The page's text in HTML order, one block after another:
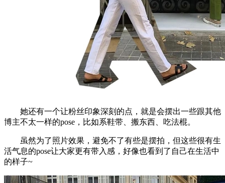
她还有一个让粉丝印象深刻的点，就是会摆出一些跟其他
博主不太一样的pose，比如系鞋带、搬东西、吃法棍。
虽然为了照片效果，避免不了有些是摆拍，但这些很有生
活气息的pose让大家更有带入感，好像也看到了自己在生活中
的样子~